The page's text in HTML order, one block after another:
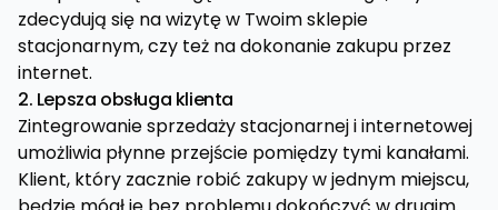
zdecydują się na wizytę w Twoim sklepie
stacjonarnym, czy też na dokonanie zakupu przez
internet.
2. Lepsza obsługa klienta
Zintegrowanie sprzedaży stacjonarnej i internetowej
umożliwia płynne przejście pomiędzy tymi kanałami.
Klient, który zacznie robić zakupy w jednym miejscu,